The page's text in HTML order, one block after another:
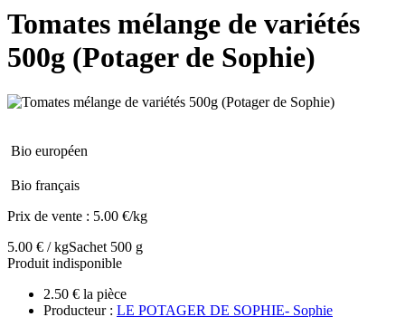
Tomates mélange de variétés
500g (Potager de Sophie)
Bio européen
Bio français
Prix de vente : 5.00 €/kg
5.00 € / kgSachet 500 g
Produit indisponible
2.50 € la pièce
Producteur : LE POTAGER DE SOPHIE- Sophie